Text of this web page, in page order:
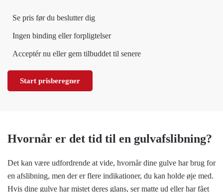
Se pris før du beslutter dig
Ingen binding eller forpligtelser
Acceptér nu eller gem tilbuddet til senere
Start prisberegner
Hvornår er det tid til en gulvafslibning?
Det kan være udfordrende at vide, hvornår dine gulve har brug for
en afslibning, men der er flere indikationer, du kan holde øje med.
Hvis dine gulve har mistet deres glans, ser matte ud eller har fået